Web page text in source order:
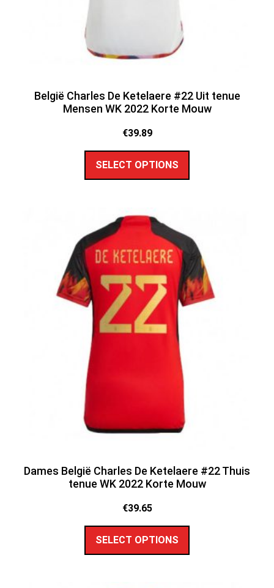
België Charles De Ketelaere #22 Uit tenue
Mensen WK 2022 Korte Mouw
€39.89
SELECT OPTIONS
Dames België Charles De Ketelaere #22 Thuis
tenue WK 2022 Korte Mouw
€39.65
SELECT OPTIONS